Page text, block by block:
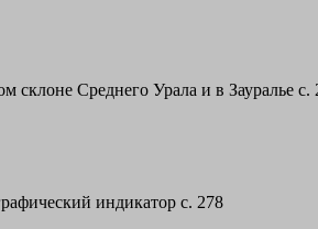
склоне Среднего Урала и в Зауралье с.
индикатор с. 278